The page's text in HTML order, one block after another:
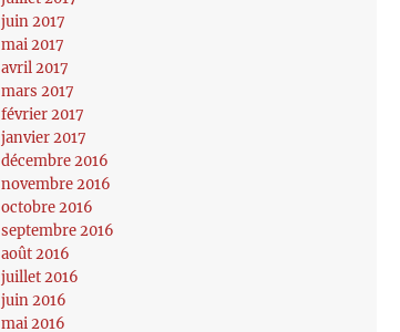
juin 2017
mai 2017
avril 2017
mars 2017
février 2017
janvier 2017
décembre 2016
novembre 2016
octobre 2016
septembre 2016
août 2016
juillet 2016
juin 2016
mai 2016